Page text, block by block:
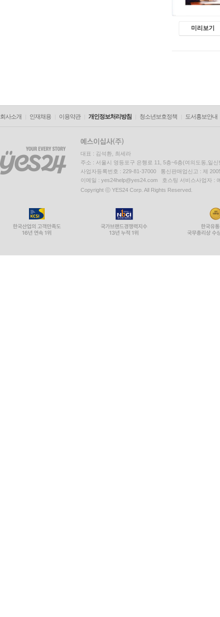
미리보기
회사소개 인재채용 이용약관 개인정보처리방침 청소년보호정책 도서홍보안내
대표 : 김석환, 최세라
주소 : 서울시 영등포구 은행로 11, 5층~6층(여의도동,일신
사업자등록번호 : 229-81-37000 통신판매업신고 : 제
이메일 : yes24help@yes24.com 호스팅 서비스사업자 :
Copyright ⓒ YES24 Corp. All Rights Reserved.